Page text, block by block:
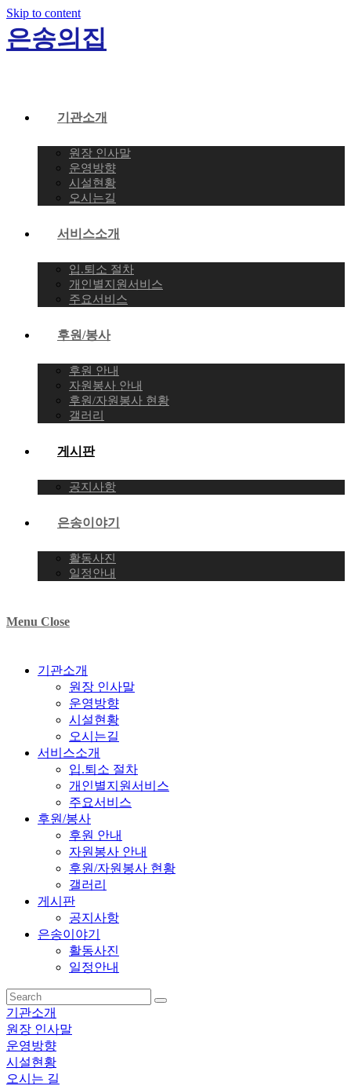
Skip to content
은송의집
기관소개
원장 인사말
운영방향
시설현황
오시는길
서비스소개
입.퇴소 절차
개인별지원서비스
주요서비스
후원/봉사
후원 안내
자원봉사 안내
후원/자원봉사 현황
갤러리
게시판
공지사항
은송이야기
활동사진
일정안내
Menu Close
기관소개
원장 인사말
운영방향
시설현황
오시는길
서비스소개
입.퇴소 절차
개인별지원서비스
주요서비스
후원/봉사
후원 안내
자원봉사 안내
후원/자원봉사 현황
갤러리
게시판
공지사항
은송이야기
활동사진
일정안내
기관소개
원장 인사말
운영방향
시설현황
오시는 길